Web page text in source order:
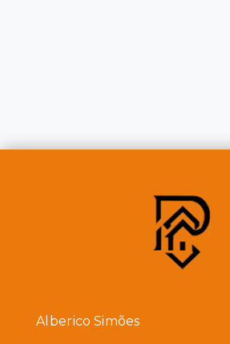
Alberico Simões